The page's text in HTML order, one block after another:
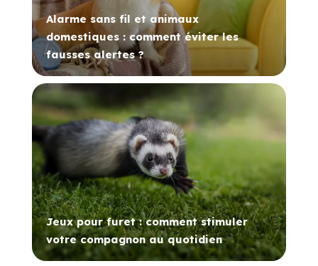
Alarme sans fil et animaux
domestiques : comment éviter les
fausses alertes ?
Jeux pour furet : comment stimuler
votre compagnon au quotidien